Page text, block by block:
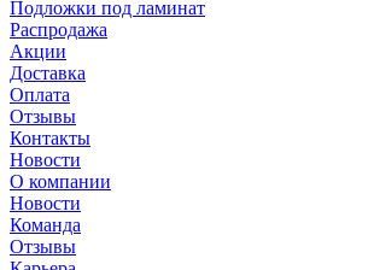
Подложки под ламинат
Распродажа
Акции
Доставка
Оплата
Отзывы
Контакты
Новости
О компании
Новости
Команда
Отзывы